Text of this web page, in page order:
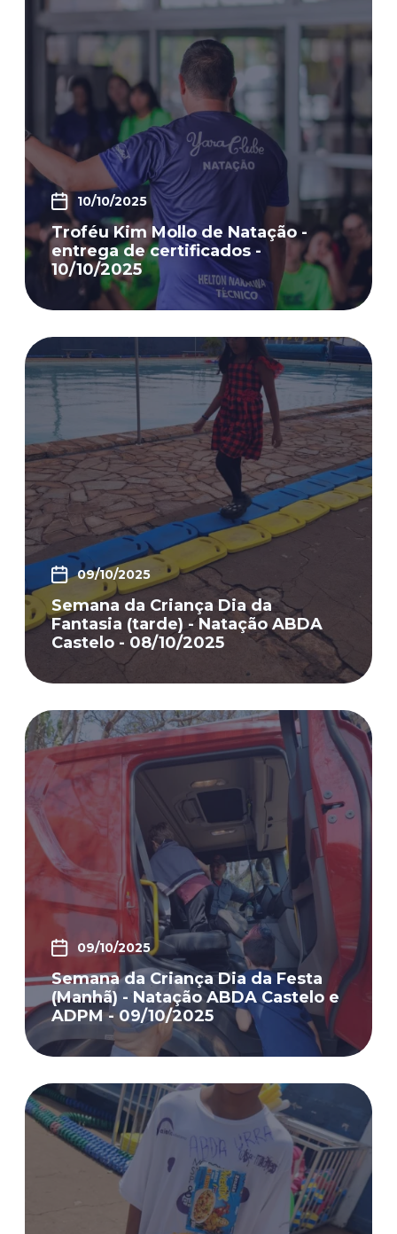
10/10/2025
Troféu Kim Mollo de Natação -
entrega de certificados -
10/10/2025
09/10/2025
Semana da Criança Dia da
Fantasia (tarde) - Natação ABDA
Castelo - 08/10/2025
09/10/2025
Semana da Criança Dia da Festa
(Manhã) - Natação ABDA Castelo e
ADPM - 09/10/2025